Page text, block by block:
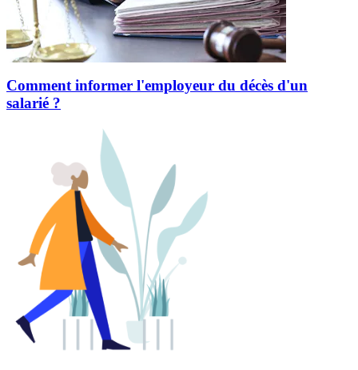
Comment informer l'employeur du décès d'un
salarié ?